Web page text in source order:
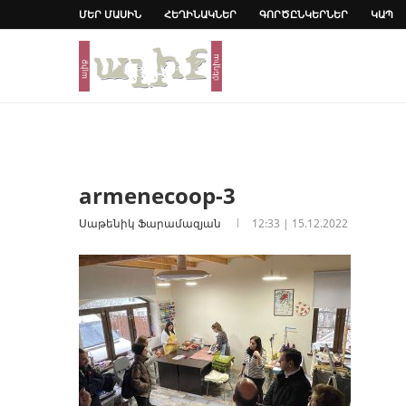
ՄԵՐ ՄԱՍԻՆ ՀԵՂԻՆԱԿՆԵՐ ԳՈՐԾԸՆԿԵՐՆԵՐ ԿԱՊ
armenecoop-3
Սաթենիկ Ֆարամազյան 12:33 | 15.12.2022